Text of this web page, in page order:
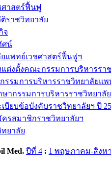
ศาสตร์ฟื้นฟู
ราชวิทยาลัย
จ
ศน์
แพทย์เวชศาสตร์ฟื้นฟูฯ
แต่งตั้งคณะกรรมการบริหารรา
รรมการบริหารราชวิทยาลัยแพ
ษากรรมการบริหารราชวิทยาลั
บียบข้อบังคับราชวิทยาลัยฯ ปี
ครสมาชิกราชวิทยาลัยฯ
ยาลัย
Med. ปีที่ 4 : 1 พฤษภาคม-สิงห